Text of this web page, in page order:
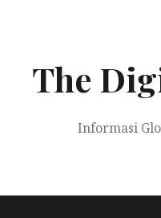
The
Informasi